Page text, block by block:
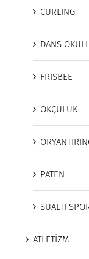
CURLING
DANS
FRISBEE
OKÇULUK
PATEN
SUALTI
ATLETİZM